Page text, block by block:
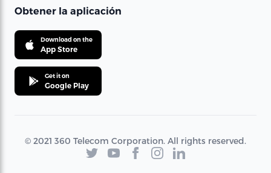
Obtener la aplicación
Download on the
App Store
Get it on
Google Play
© 2021 360 Telecom Corporation. All rights reserved.